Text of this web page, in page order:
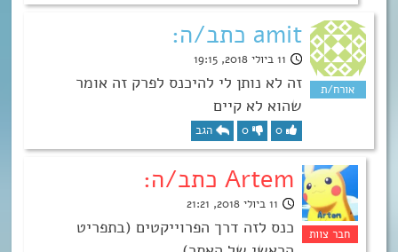
amit כתב/ה:
11 ביולי 2018, 19:15
זה לא נותן לי להיכנס לפרק זה אומר
שהוא לא קיים
0
0 הגב
Artem כתב/ה:
11 ביולי 2018, 21:21
כנס לזה דרך הפרוייקטים (בתפריט